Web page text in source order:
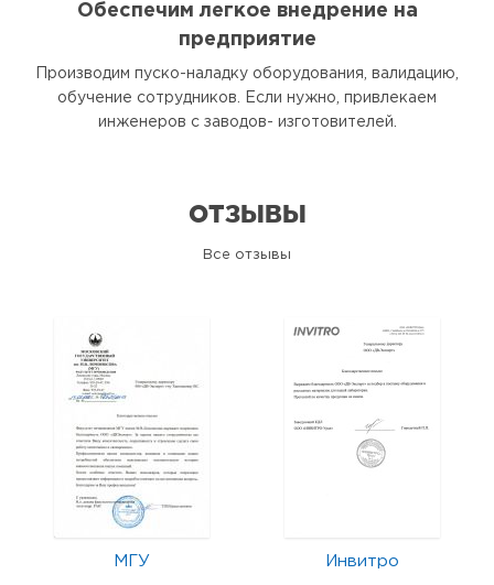
Обеспечим легкое внедрение на
предприятие
Производим пуско-наладку оборудования, валидацию,
обучение сотрудников. Если нужно, привлекаем
инженеров с заводов- изготовителей.
ОТЗЫВЫ
Все отзывы
МГУ Инвитро